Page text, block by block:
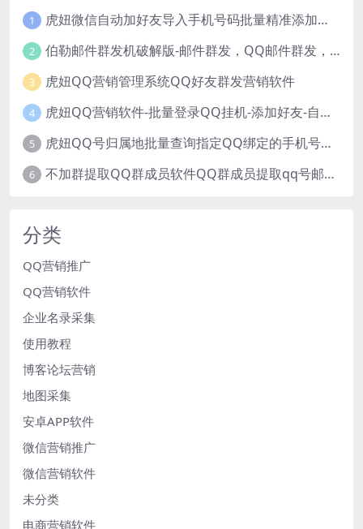
1 虎妞微信自动加好友导入手机号码批量精准添加客户售营销软件微商工具
2 伯勒邮件群发机破解版-邮件群发，QQ邮件群发，邮件群发软件，伯乐邮件群发工具，邮件群发器
3 虎妞QQ营销管理系统QQ好友群发营销软件
4 虎妞QQ营销软件-批量登录QQ挂机-添加好友-自动加群-群发消息-临时会话
5 虎妞QQ号归属地批量查询指定QQ绑定的手机号软件
6 不加群提取QQ群成员软件QQ群成员提取qq号邮箱软件
分类
QQ营销推广
QQ营销软件
企业名录采集
使用教程
博客论坛营销
地图采集
安卓APP软件
微信营销推广
微信营销软件
未分类
电商营销软件